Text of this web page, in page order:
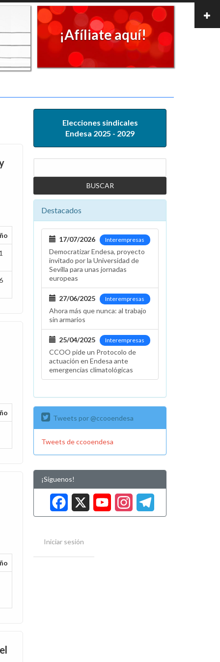
¡Afíliate aquí!
Elecciones sindicales
Endesa 2025 - 2029
Destacados
Interempresas
17/07/2026
Democratizar Endesa, proyecto
invitado por la Universidad de
Sevilla para unas jornadas
europeas
Interempresas
27/06/2025
Ahora más que nunca: al trabajo
sin armarios
Interempresas
25/04/2025
CCOO pide un Protocolo de
actuación en Endesa ante
emergencias climatológicas
Tweets por @ccooendesa
Tweets de ccooendesa
¡Síguenos!
Facebook
XYouTube
Iniciar sesión